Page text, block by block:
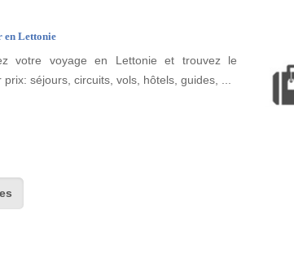
en Lettonie
votre voyage en Lettonie et trouvez le
prix: séjours, circuits, vols, hôtels, guides, ...